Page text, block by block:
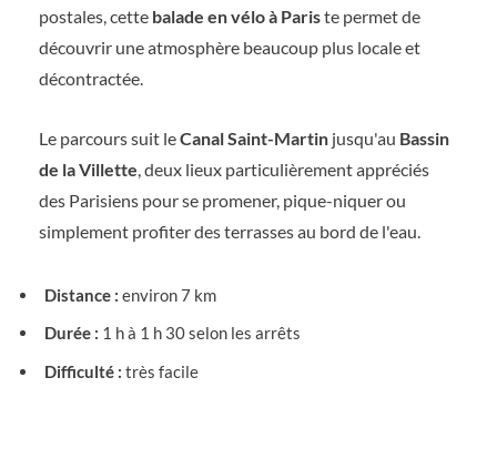
postales, cette balade en vélo à Pariste permet de
découvrir une atmosphère beaucoup plus locale et
décontractée.
Le parcours suit leCanal Saint-Martin jusqu'au Bassin
de la Villette, deux lieux particulièrement appréciés
des Parisiens pour se promener, pique-niquer ou
simplement profiter des terrasses au bord de l'eau.
Distance : environ 7 km
Durée : 1 h à 1 h 30 selon les arrêts
Difficulté : très facile